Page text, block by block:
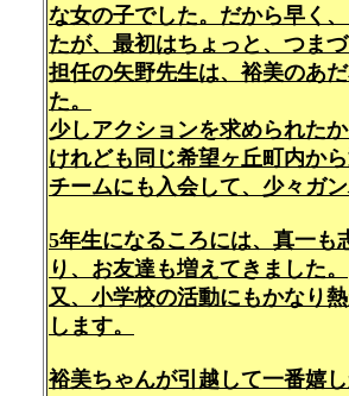
な女の子でした。だから早く
たが、最初はちょっと、つまづ
担任の矢野先生は、裕美のあ
た。
少しアクションを求められた
けれども同じ希望ヶ丘町内か
チームにも入会して、少々ガン
5年生になるころには、真一も
り、お友達も増えてきました。
又、小学校の活動にもかなり
します。
裕美ちゃんが引越して一番嬉